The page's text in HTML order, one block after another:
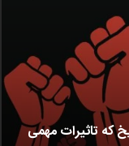
که تاثیرات مهمی